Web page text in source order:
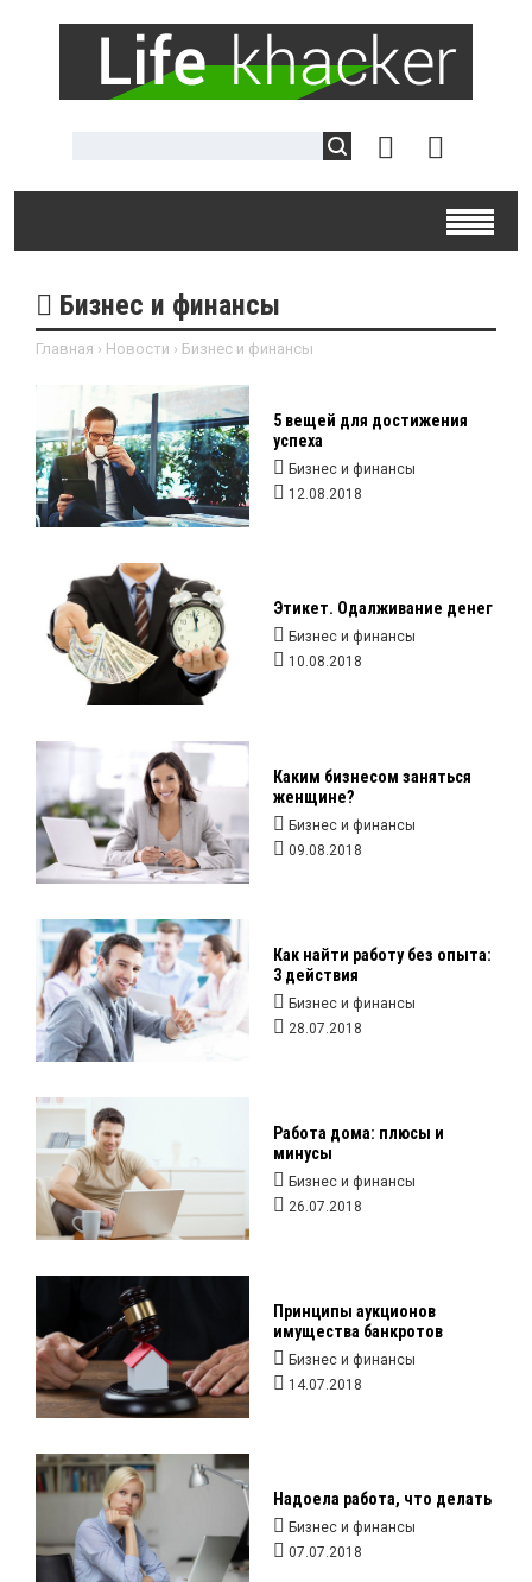
Бизнес и финансы
Главная › Новости › Бизнес и финансы
5 вещей для достижения
успеха
Бизнес и финансы
12.08.2018
Этикет. Одалживание денег
Бизнес и финансы
10.08.2018
Каким бизнесом заняться
женщине?
Бизнес и финансы
09.08.2018
Как найти работу без опыта:
3 действия
Бизнес и финансы
28.07.2018
Работа дома: плюсы и
минусы
Бизнес и финансы
26.07.2018
Принципы аукционов
имущества банкротов
Бизнес и финансы
14.07.2018
Надоела работа, что делать
Бизнес и финансы
07.07.2018